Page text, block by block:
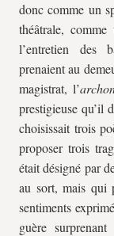
donc comme un
théâtrale,
l’entretien des
prenaient au
magistrat, l’
prestigieuse qu’il
choisissait trois
proposer trois
était désigné par
au sort, mais qui
sentiments
guère